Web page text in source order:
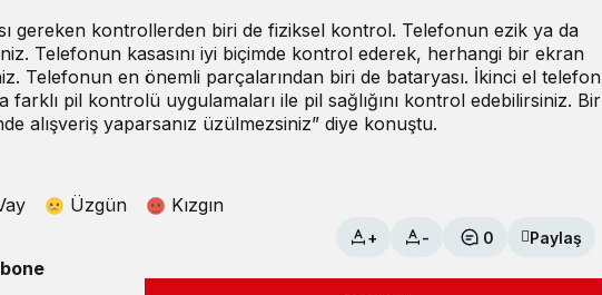
gereken kontrollerden biri de fiziksel kontrol. Telefonun ezik ya da
Telefonun kasasını iyi biçimde kontrol ederek, herhangi bir ekran
Telefonun en önemli parçalarından biri de bataryası. İkinci el telefon
pil kontrolü uygulamaları ile pil sağlığını kontrol edebilirsiniz. Bir
alışveriş yaparsanız üzülmezsiniz” diye konuştu.
Üzgün
Kızgın
+ - 0 Paylaş